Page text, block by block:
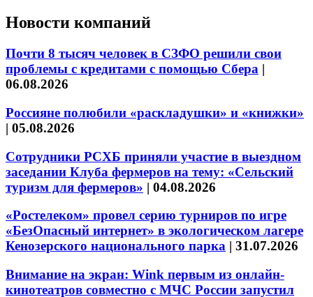
Новости компаний
Почти 8 тысяч человек в СЗФО решили свои
проблемы с кредитами с помощью Сбера |
06.08.2026
Россияне полюбили «раскладушки» и «книжки»
| 05.08.2026
Сотрудники РСХБ приняли участие в выездном
заседании Клуба фермеров на тему: «Сельский
туризм для фермеров» | 04.08.2026
«Ростелеком» провел серию турниров по игре
«БезОпасный интернет» в экологическом лагере
Кенозерского национального парка | 31.07.2026
Внимание на экран: Wink первым из онлайн-
кинотеатров совместно с МЧС России запустил